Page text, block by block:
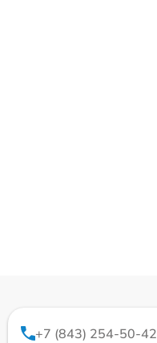
+7 (843) 254-50-42